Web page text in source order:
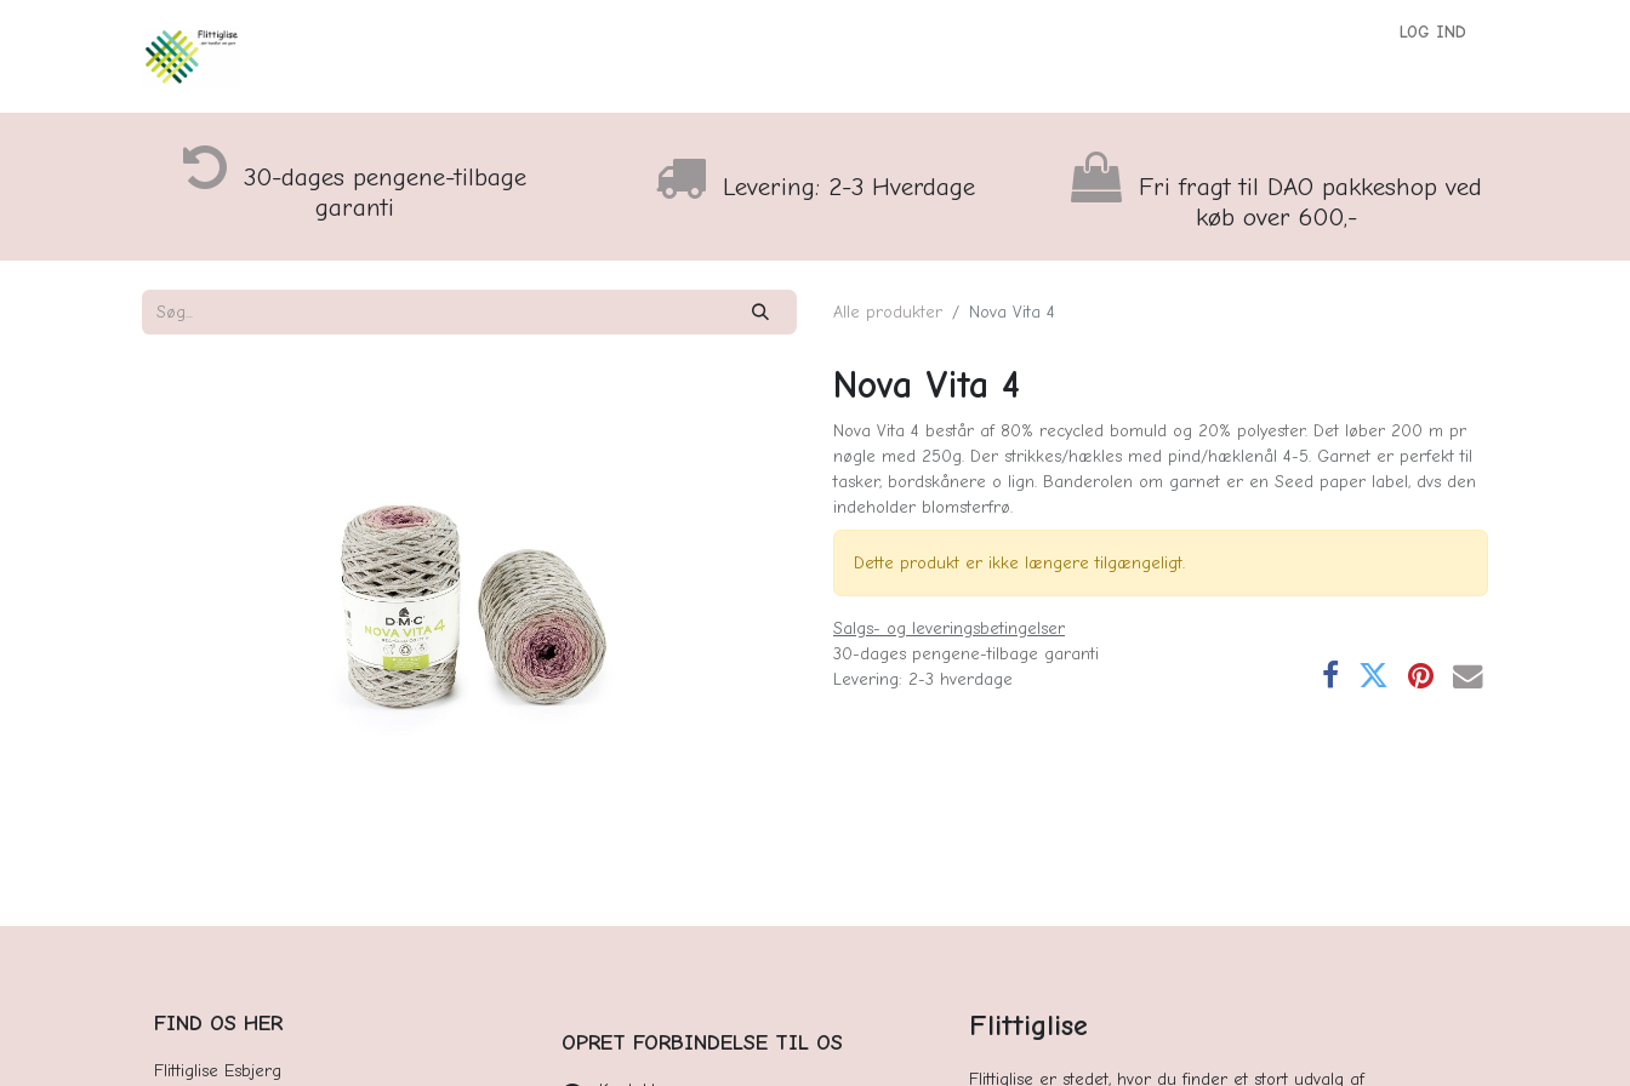
LOG IND
30-dages pengene-tilbage
garanti
Levering: 2-3 Hverdage
Fri fragt til DAO pakkeshop ved
køb over 600,-
Alle produkter Nova Vita 4
Nova Vita 4
Nova Vita 4 består af 80% recycled bomuld og 20% polyester. Det løber 200 m pr
nøgle med 250g. Der strikkes/hækles med pind/hæklenål 4-5. Garnet er perfekt til
tasker, bordskånere o lign. Banderolen om garnet er en Seed paper label, dvs den
indeholder blomsterfrø.
Dette produkt er ikke længere tilgængeligt.
Salgs- og leveringsbetingelser
30-dages pengene-tilbage garanti
Levering: 2-3 hverdage
FIND OS HER
Flittiglise Esbjerg
OPRET FORBINDELSE TIL OS
Flittiglise
Flittiglise er stedet, hvor du finder et stort udvalg af